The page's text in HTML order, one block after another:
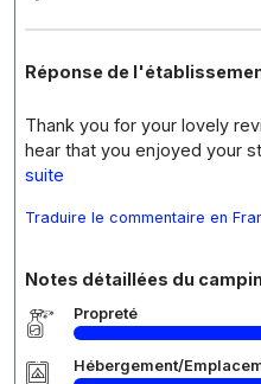
Réponse de
Thank you for your lovely
hear that you enjoyed your
suite
Traduire le commentaire en
Notes détaillées du
Propreté
Hébergement/